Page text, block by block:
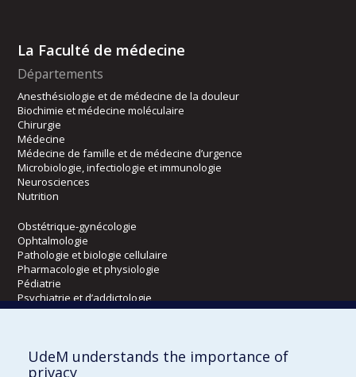
La Faculté de médecine
Départements
Anesthésiologie et de médecine de la douleur
Biochimie et médecine moléculaire
Chirurgie
Médecine
Médecine de famille et de médecine d’urgence
Microbiologie, infectiologie et immunologie
Neurosciences
Nutrition
Obstétrique-gynécologie
Ophtalmologie
Pathologie et biologie cellulaire
Pharmacologie et physiologie
Pédiatrie
Psychiatrie et d’addictologie
Radiologie, radio-oncologie et médecine nucléaire
Écoles
UdeM understands the importance of
privacy